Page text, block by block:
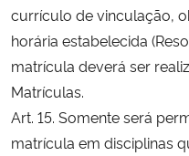
currículo de vinculação,
horária estabelecida
matrícula deverá ser
Matrículas.
Art. 15. Somente será
matrícula em disciplinas